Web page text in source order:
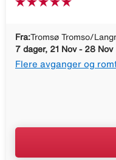
Fra:Tromsø Tromso/
7 dager, 21 Nov - 28 Nov
Flere avganger og